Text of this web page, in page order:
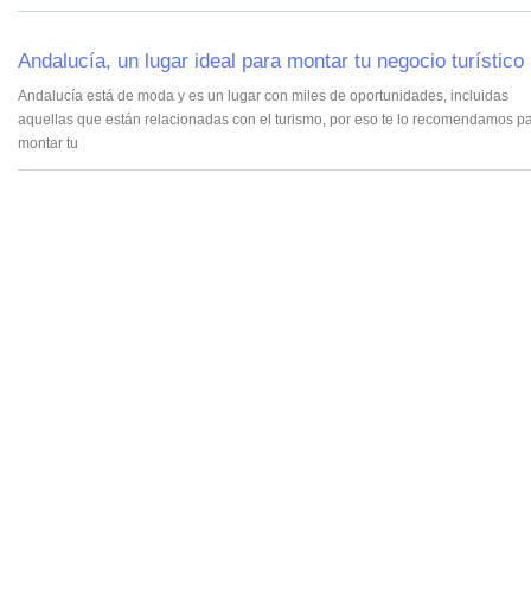
Andalucía, un lugar ideal para montar tu negocio turístico
Andalucía está de moda y es un lugar con miles de oportunidades, incluidas
aquellas que están relacionadas con el turismo, por eso te lo recomendamos
montar tu